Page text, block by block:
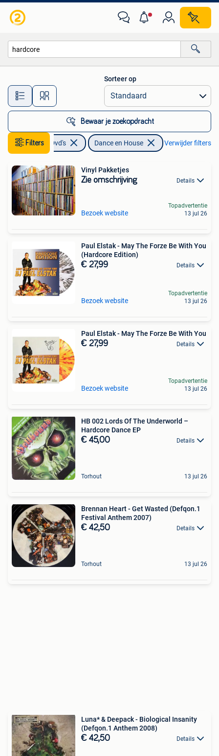
Alle afstanden…
Sorteer op
Bewaar je zoekopdracht
Filters
Cd's en Dvd's Dance en House Verwijder filters
Vinyl Pakketjes
Zie omschrijving Details
Bezoek website
Topadvertentie
13 jul 26
Paul Elstak - May The Forze Be With You
(Hardcore Edition)
€ 27,99 Details
Bezoek website
Topadvertentie
13 jul 26
Paul Elstak - May The Forze Be With You
€ 27,99 Details
Bezoek website
Topadvertentie
13 jul 26
HB 002 Lords Of The Underworld ‎–
Hardcore Dance EP
€ 45,00 Details
Torhout 13 jul 26
Brennan Heart - Get Wasted (Defqon.1
Festival Anthem 2007)
€ 42,50 Details
Torhout 13 jul 26
Luna* & Deepack - Biological Insanity
(Defqon.1 Anthem 2008)
€ 42,50 Details